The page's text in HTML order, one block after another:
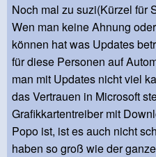
Noch mal zu suzi(Kürzel für
Wen man keine Ahnung
können hat was Updates
für diese Personen auf
man mit Updates nicht viel
das Vertrauen in Microsoft
Grafikkartentreiber mit
Popo ist, ist es auch nicht
haben so groß wie der